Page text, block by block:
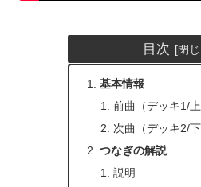
目次
基本情報
前曲（デッキ1/上
次曲（デッキ2/下
つなぎの解説
説明